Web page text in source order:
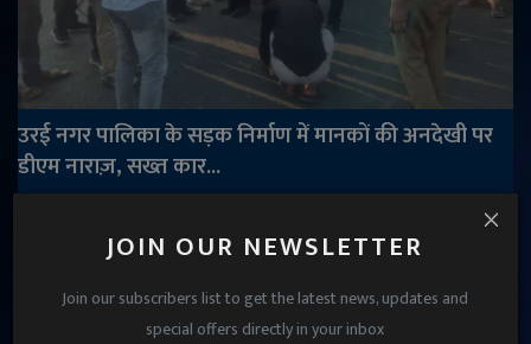
JOIN OUR NEWSLETTER
Join our subscribers list to get the latest news, updates and
special offers directly in your inbox
उरई नगर पालिका के सड़क निर्माण में मानकों की अनदेखी पर
डीएम नाराज़, सख्त कार...